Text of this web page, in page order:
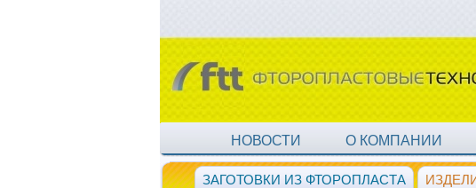
НОВОСТИ О КОМПАНИИ
ЗАГОТОВКИ ИЗ ФТОРОПЛАСТА